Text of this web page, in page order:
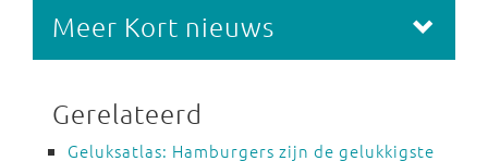
Meer Kort nieuws
Gerelateerd
Geluksatlas: Hamburgers zijn de gelukkigste